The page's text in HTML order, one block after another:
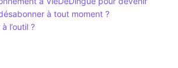
à tout moment ?
l’outil ?